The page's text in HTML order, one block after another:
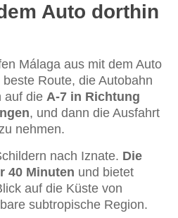
Auto dorthin
Málaga aus mit dem Auto
Route, die Autobahn
auf die A-7 in Richtung
, und dann die Ausfahrt
nehmen.
nach Iznate. Die
40 Minuten und bietet
auf die Küste von
subtropische Region.